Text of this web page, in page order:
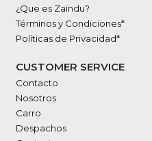
¿Que es Zaindu?
Términos y Condiciones*
Políticas de Privacidad*
CUSTOMER SERVICE
Contacto
Nosotros
Carro
Despachos